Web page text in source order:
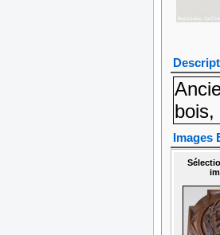
bois,
Images